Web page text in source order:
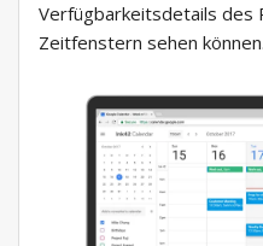
Verfügbarkeitsdetails des
Zeitfenstern sehen können.